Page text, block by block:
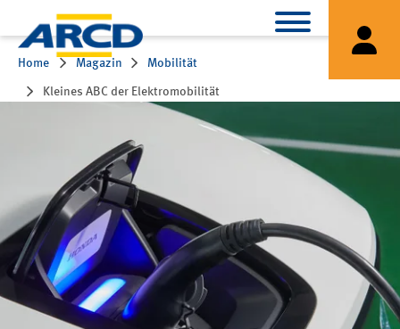
Home Magazin Mobilität
Kleines ABC der Elektromobilität